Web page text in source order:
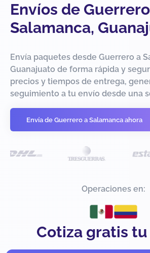
Envíos de
Salamanca,
Envía paquetes desde Guerrero a
Guanajuato de forma rápida y
precios y tiempos de entrega,
seguimiento a tu envío desde una
Envía de Guerrero a Salamanca ahora
Operaciones en:
Cotiza gratis